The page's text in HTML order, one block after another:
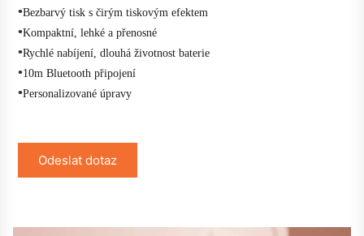
•Bezbarvý tisk s čirým tiskovým efektem
•Kompaktní, lehké a přenosné
•Rychlé nabíjení, dlouhá životnost baterie
•10m Bluetooth připojení
•Personalizované úpravy
Odeslat dotaz